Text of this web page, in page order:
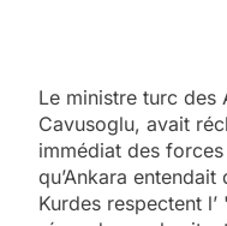
Le ministre turc des
Cavusoglu, avait
immédiat des
qu’Ankara
Kurdes respectent